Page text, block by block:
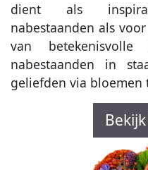
dient als
nabestaanden als
van
nabestaanden in
geliefden via bloemen